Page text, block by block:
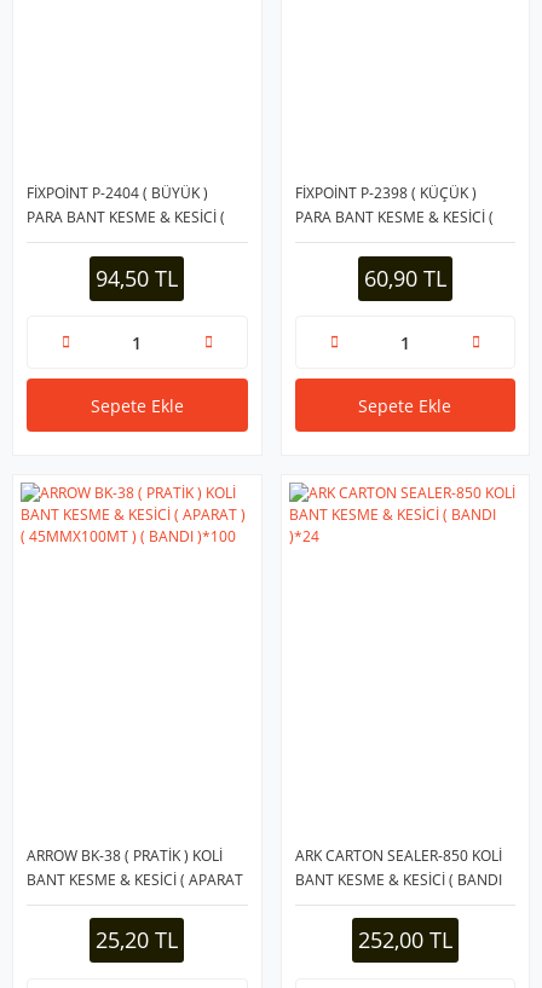
FİXPOİNT P-2404 ( BÜYÜK )
PARA BANT KESME & KESİCİ (
BANDI )*24
94,50 TL
Sepete Ekle
FİXPOİNT P-2398 ( KÜÇÜK )
PARA BANT KESME & KESİCİ (
BANDI )*72
60,90 TL
Sepete Ekle
ARROW BK-38 ( PRATİK ) KOLİ
BANT KESME & KESİCİ ( APARAT
) ( 45MMX100MT ) ( BANDI
25,20 TL
ARK CARTON SEALER-850 KOLİ
BANT KESME & KESİCİ ( BANDI
)*24
252,00 TL